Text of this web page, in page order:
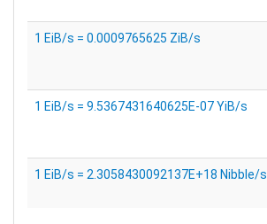
1 EiB/s = 0.0009765625 ZiB/s
1 EiB/s = 9.5367431640625E-07 YiB/s
1 EiB/s = 2.3058430092137E+18 Nibble/s